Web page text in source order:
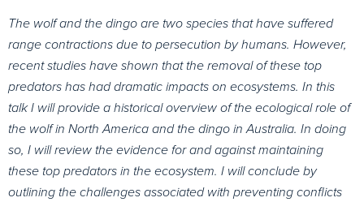
The wolf and the dingo are two species that have suffered
range contractions due to persecution by humans. However,
recent studies have shown that the removal of these top
predators has had dramatic impacts on ecosystems. In this
talk I will provide a historical overview of the ecological role of
the wolf in North America and the dingo in Australia. In doing
so, I will review the evidence for and against maintaining
these top predators in the ecosystem. I will conclude by
outlining the challenges associated with preventing conflicts